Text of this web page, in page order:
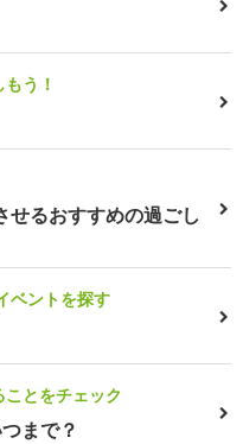
う！
せるおすすめの過ごし
ベントを探す
とをチェック
まで？